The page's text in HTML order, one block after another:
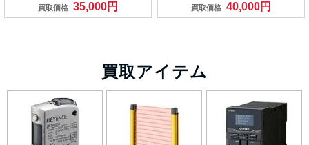
買取価格 35,000円 買取価格 40,000円
買取アイテム